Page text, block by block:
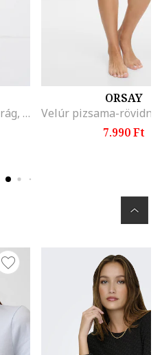
Logós derekú pizsamanadrág, Rózsaszín
ORSAY
7.990 Ft